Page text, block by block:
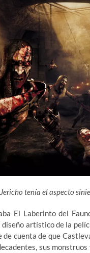
Jericho tenía el aspecto
El Laberinto del
artístico de la
de cuenta de que
sus